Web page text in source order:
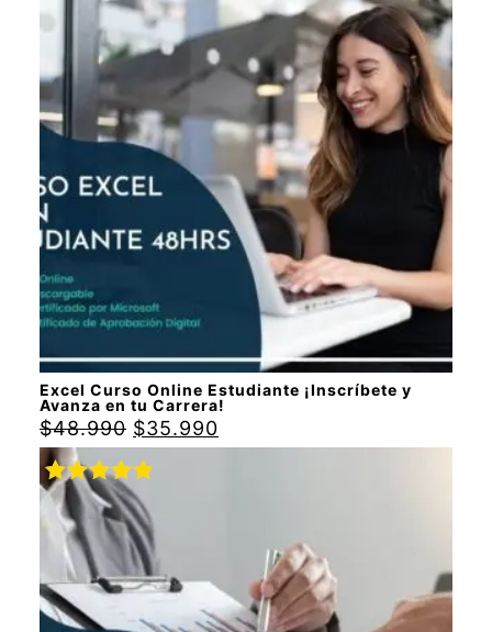
Excel Curso Online Estudiante ¡Inscríbete y
Avanza en tu Carrera!
Valorado
con
5.00de
$48.990 $35.990
Valorado
con
5.00de